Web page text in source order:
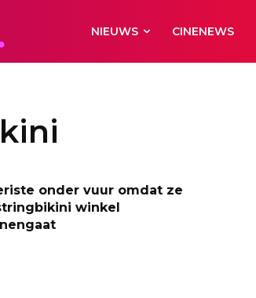
NIEUWS CINENEWS
onder vuur omdat ze
winkel